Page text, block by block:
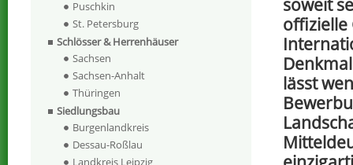
soweit
offizielle
lässt
Puschkin
St. Petersburg
Schlösser & Herrenhäuser
Sachsen
Sachsen-Anhalt
Thüringen
Siedlungsbau
Burgenlandkreis
Dessau-Roßlau
Landkreis Leipzig